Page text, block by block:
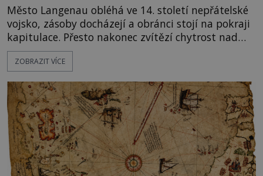
Město Langenau obléhá ve 14. století nepřátelské
vojsko, zásoby docházejí a obránci stojí na pokraji
kapitulace. Přesto nakonec zvítězí chytrost nad
hrubou silou. Podle staré německé legendy vypustí
obyvatelé za hradby dobře živeného králíka, aby
dost. Čas pracuje pro obléhatele. Ve městě ubývají
zásoby a každý den znamená další porci strádá
ZOBRAZIT VÍCE